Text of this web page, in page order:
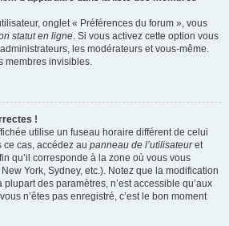
onglet « Préférences du forum », vous
statut en ligne. Si vous activez cette option vous
les modérateurs et vous-même.
membres invisibles.
!
utilise un fuseau horaire différent de celui
cas, accédez au panneau de l’utilisateuret
qu’il corresponde à la zone où vous vous
York, Sydney, etc.). Notez que la modification
des paramètres, n’est accessible qu’aux
n’êtes pas enregistré, c’est le bon moment